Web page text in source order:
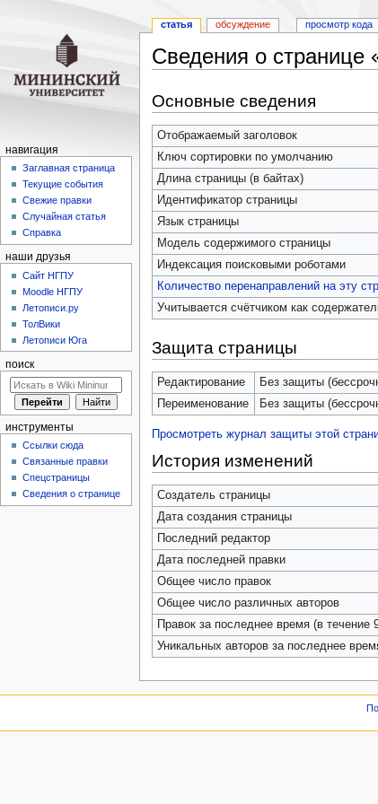
Сведения о
к
навигации
к
поиску
Основные сведения
Отображаемый заголовок
Ключ сортировки по умолчанию
Длина страницы (в байтах)
Идентификатор страницы
Язык страницы
Модель содержимого страницы
Индексация поисковыми роботами
Количество перенаправлений на эту
Учитывается счётчиком как
Защита страницы
Редактирование
Без защиты
Переименование
Без защиты
Просмотреть журнал защиты этой
История изменений
Создатель страницы
Дата создания страницы
Последний редактор
Дата последней правки
Общее число правок
Общее число различных авторов
Правок за последнее время (в течение
Уникальных авторов за последнее
статья обсуждение просмотр кода
навигация
Заглавная страница
Текущие события
Свежие правки
Случайная статья
Справка
наши друзья
Cайт НГПУ
Moodle НГПУ
Летописи.ру
ТолВики
Летописи Юга
поиск
инструменты
Ссылки сюда
Связанные правки
Спецстраницы
Сведения о странице